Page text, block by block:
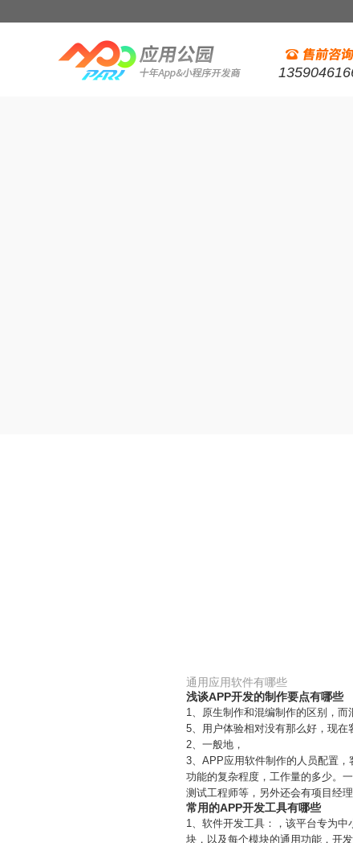
通用应用软件有哪些
浅谈APP开发的制作要点有哪些
1、原生制作和混编制作的区别，
5、用户体验相对没有那么好，现在
2、一般地，
3、APP应用软件制作的人员配置
功能的复杂程度，工作量的多少。
测试工程师等，另外还会有项目经
常用的APP开发工具有哪些
1、软件开发工具：，该平台专为
块，以及每个模块的通用功能，开